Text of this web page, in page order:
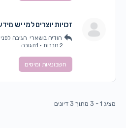
זכויות יוצרים למי יש
הודיה בושארי הגיבה לפני 4 שנים, 8
2 חברות
· 1תגובה
חשבונאות ומיסים
מציג 1 - 3 מתוך 3 דיונים